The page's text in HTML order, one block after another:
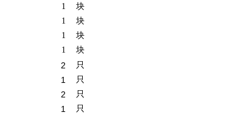
1
块
1
块
1
块
1
块
2
只
1
只
2
只
1
只